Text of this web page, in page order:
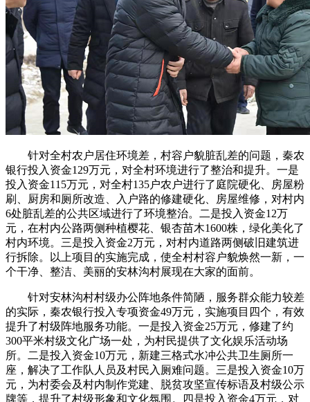
针对全村农户居住环境差，村容户貌脏乱差的问题，秦农
银行投入资金129万元，对全村环境进行了整治和提升。一是
投入资金115万元，对全村135户农户进行了庭院硬化、房屋粉
刷、厨房和厕所改造、入户路的修建硬化、房屋维修，对村内
6处脏乱差的公共区域进行了环境整治。二是投入资金12万
元，在村内公路两侧种植樱花、银杏苗木1600株，绿化美化了
村内环境。三是投入资金2万元，对村内道路两侧破旧建筑进
行拆除。以上项目的实施完成，使全村村容户貌焕然一新，一
个干净、整洁、美丽的安林沟村展现在大家的面前。
针对安林沟村村级办公阵地条件简陋，服务群众能力较差
的实际，秦农银行投入专项资金49万元，实施项目四个，有效
提升了村级阵地服务功能。一是投入资金25万元，修建了约
300平米村级文化广场一处，为村民提供了文化娱乐活动场
所。二是投入资金10万元，新建三格式水冲公共卫生厕所一
座，解决了工作队人员及村民入厕难问题。三是投入资金10万
元，为村委会及村内制作党建、脱贫攻坚宣传标语及村级公示
牌等，提升了村级形象和文化氛围。四是投入资金4万元，对